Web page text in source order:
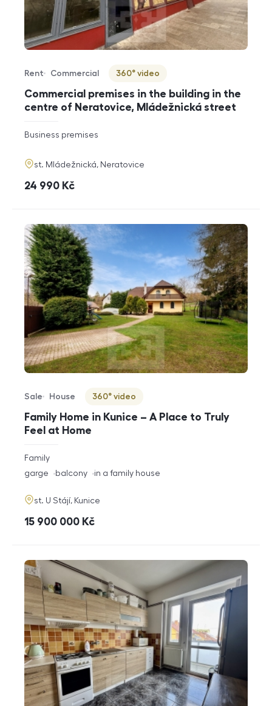
Commercial premises in the building in the
centre of Neratovice, Mládežnická street
Offer type
Rent
Property type
Commercial
Virtuální prohlídka
360° video
rozměry
disposition
Business premises
adresa
st. Mládežnická, Neratovice
cena
24 990 Kč
Family Home in Kunice – A Place to Truly
Feel at Home
Offer type
Sale
Property type
House
Virtuální prohlídka
360° video
rozměry
disposition
Family
funkce
garge balcony in a family house
adresa
st. U Stájí, Kunice
cena
15 900 000 Kč